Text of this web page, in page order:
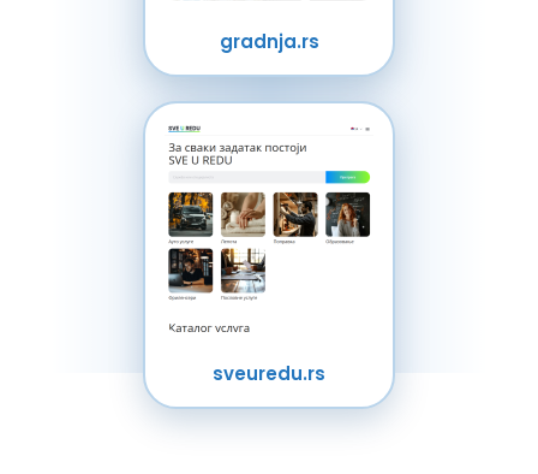
gradnja.rs
sveuredu.rs